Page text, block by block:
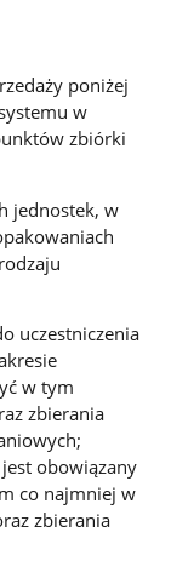
poniżej
w
zbiórki
jednostek, w
uczestniczenia
w tym
zbierania
obowiązany
co najmniej w
zbierania